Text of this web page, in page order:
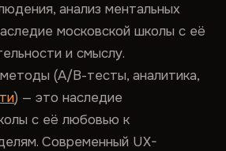
анализ ментальных
московской школы с её
и смыслу.
(А/В-тесты, аналитика,
) — это наследие
с её любовью к
Современный UX-